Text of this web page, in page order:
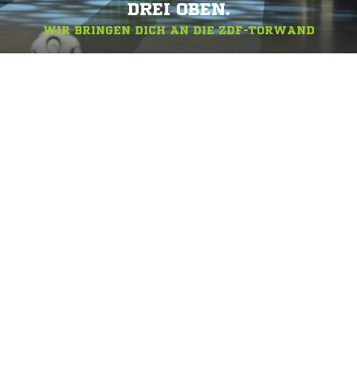
DREI OBEN.
WIR BRINGEN DICH AN DIE ZDF-TORWAND